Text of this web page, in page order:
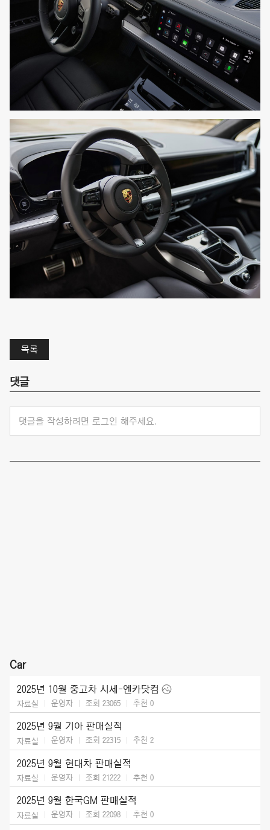
목록
댓글
댓글을 작성하려면 로그인 해주세요.
Car
2025년 10월 중고차 시세-엔카닷컴
자료실 운영자 조회 23065 추천 0
2025년 9월 기아 판매실적
자료실 운영자 조회 22315 추천 2
2025년 9월 현대차 판매실적
자료실 운영자 조회 21222 추천 0
2025년 9월 한국GM 판매실적
자료실 운영자 조회 22098 추천 0